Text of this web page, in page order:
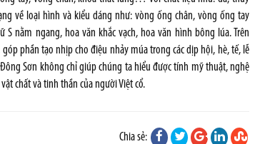
về loại hình và kiểu dáng như: vòng ống chân, vòng ống tay
nằm ngang, hoa văn khắc vạch, hoa văn hình bông lúa. Trên
phần tạo nhịp cho điệu nhảy múa trong các dịp hội, hè, tế, lễ
Sơn không chỉ giúp chúng ta hiểu được tính mỹ thuật, nghệ
chất và tinh thần của người Việt cổ.
Chia sẻ: